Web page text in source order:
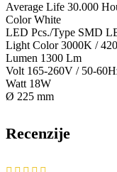
Average Life 30.000
Color White
LED Pcs./Type SMD
Light Color 3000K /
Lumen 1300 Lm
Volt 165-260V / 50-
Watt 18W
Ø 225 mm
Recenzije